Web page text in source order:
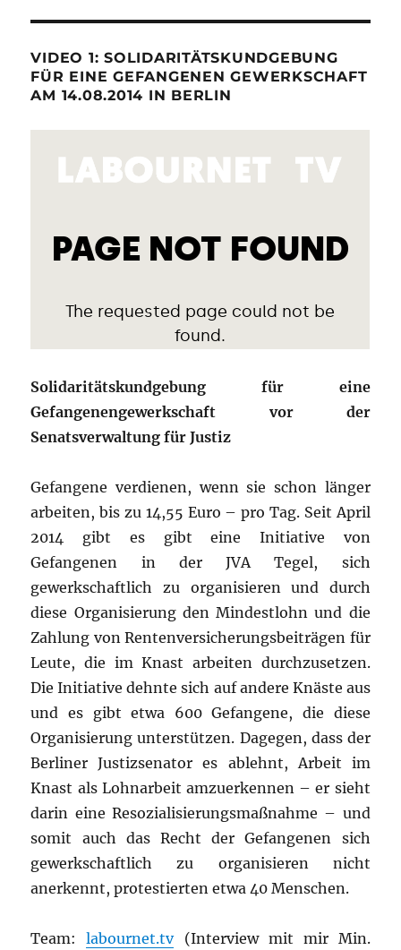
VIDEO 1: SOLIDARITÄTSKUNDGEBUNG
FÜR EINE GEFANGENEN GEWERKSCHAFT
AM 14.08.2014 IN BERLIN
Solidaritätskundgebung für eine
Gefangenengewerkschaft vor der
Senatsverwaltung für Justiz
Gefangene verdienen, wenn sie schon länger
arbeiten, bis zu 14,55 Euro – pro Tag. Seit April
2014 gibt es gibt eine Initiative von
Gefangenen in der JVA Tegel, sich
gewerkschaftlich zu organisieren und durch
diese Organisierung den Mindestlohn und die
Zahlung von Rentenversicherungsbeiträgen für
Leute, die im Knast arbeiten durchzusetzen.
Die Initiative dehnte sich auf andere Knäste aus
und es gibt etwa 600 Gefangene, die diese
Organisierung unterstützen. Dagegen, dass der
Berliner Justizsenator es ablehnt, Arbeit im
Knast als Lohnarbeit amzuerkennen – er sieht
darin eine Resozialisierungsmaßnahme – und
somit auch das Recht der Gefangenen sich
gewerkschaftlich zu organisieren nicht
anerkennt, protestierten etwa 40 Menschen.
Team:labournet.tv(Interview mit mir Min.